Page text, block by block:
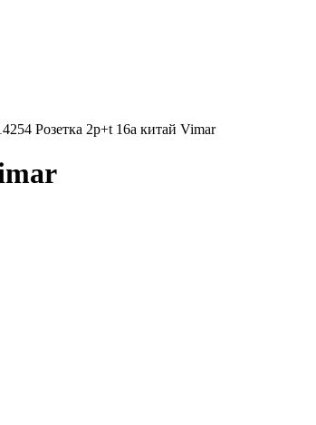
Розетка 2p+t 16a китай Vimar